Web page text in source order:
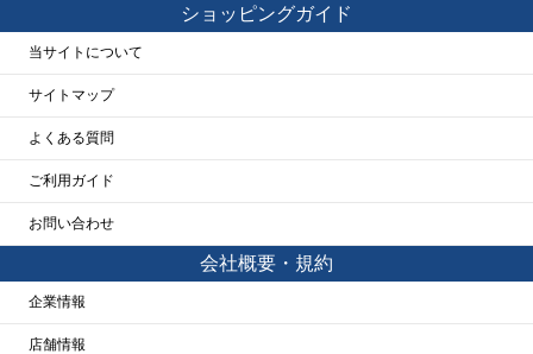
ショッピングガイド
当サイトについて
サイトマップ
よくある質問
ご利用ガイド
お問い合わせ
会社概要・規約
企業情報
店舗情報